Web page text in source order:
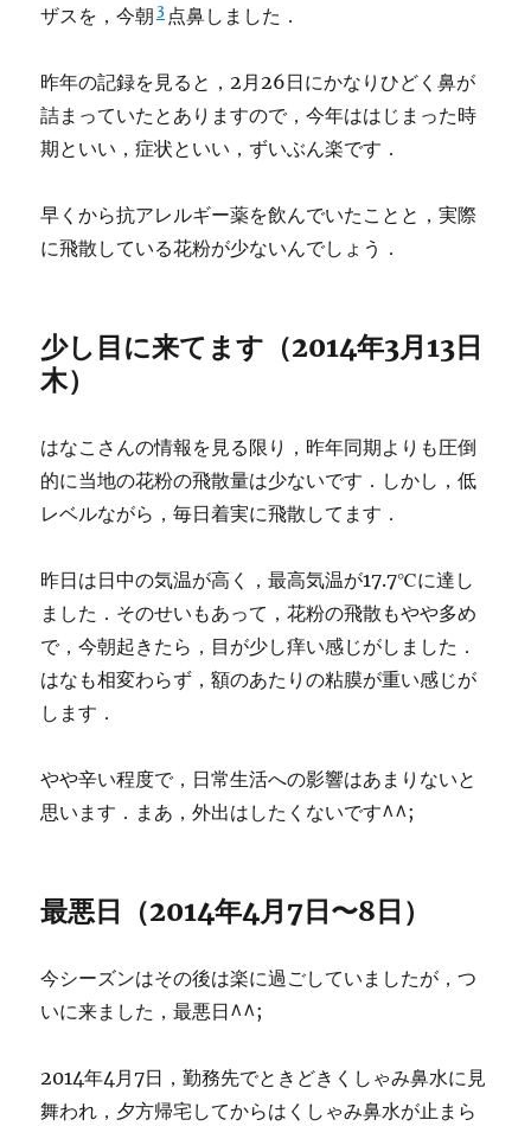
ザスを，今朝 3 点鼻しました．
昨年の記録を見ると，2月26日にかなりひどく鼻が
詰まっていたとありますので，今年ははじまった時
期といい，症状といい，ずいぶん楽です．
早くから抗アレルギー薬を飲んでいたことと，実際
に飛散している花粉が少ないんでしょう．
少し目に来てます（2014年3月13日
木）
はなこさんの情報を見る限り，昨年同期よりも圧倒
的に当地の花粉の飛散量は少ないです．しかし，低
レベルながら，毎日着実に飛散してます．
昨日は日中の気温が高く，最高気温が17.7℃に達し
ました．そのせいもあって，花粉の飛散もやや多め
で，今朝起きたら，目が少し痒い感じがしました．
はなも相変わらず，額のあたりの粘膜が重い感じが
します．
やや辛い程度で，日常生活への影響はあまりないと
思います．まあ，外出はしたくないです^^;
最悪日（2014年4月7日〜8日）
今シーズンはその後は楽に過ごしていましたが，つ
いに来ました，最悪日^^;
2014年4月7日，勤務先でときどきくしゃみ鼻水に見
舞われ，夕方帰宅してからはくしゃみ鼻水が止まら